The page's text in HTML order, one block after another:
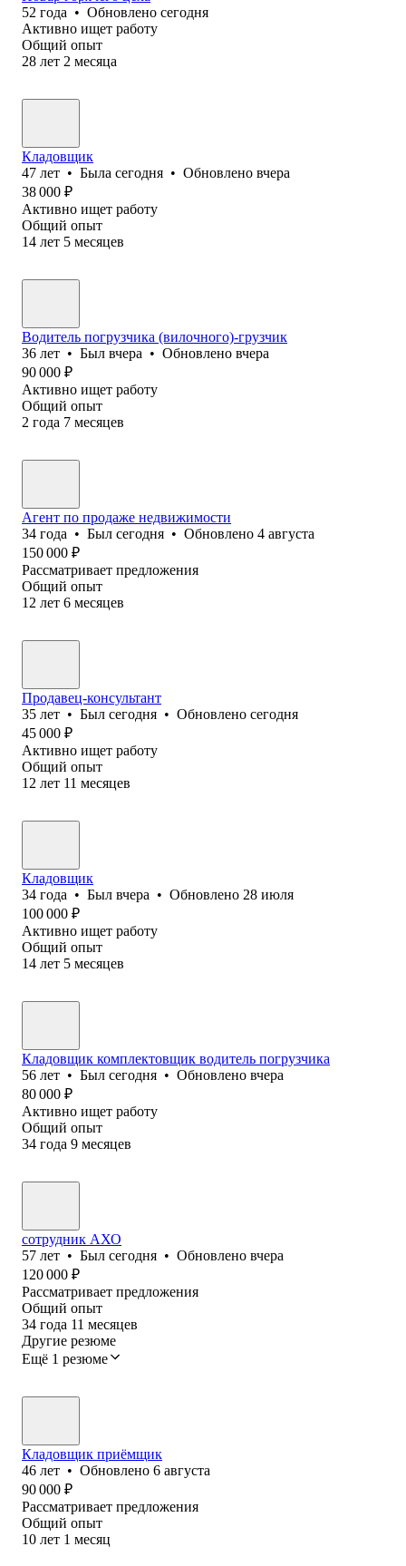
52 года • Обновлено сегодня
Активно ищет работу
Общий опыт
28 лет 2 месяца
Кладовщик
47 лет • Была сегодня • Обновлено вчера
38 000 ₽
Активно ищет работу
Общий опыт
14 лет 5 месяцев
Водитель погрузчика (вилочного)-грузчик
36 лет • Был вчера • Обновлено вчера
90 000 ₽
Активно ищет работу
Общий опыт
2 года 7 месяцев
Агент по продаже недвижимости
34 года • Был сегодня • Обновлено 4 августа
150 000 ₽
Рассматривает предложения
Общий опыт
12 лет 6 месяцев
Продавец-консультант
35 лет • Был сегодня • Обновлено сегодня
45 000 ₽
Активно ищет работу
Общий опыт
12 лет 11 месяцев
Кладовщик
34 года • Был вчера • Обновлено 28 июля
100 000 ₽
Активно ищет работу
Общий опыт
14 лет 5 месяцев
Кладовщик комплектовщик водитель погрузчика
56 лет • Был сегодня • Обновлено вчера
80 000 ₽
Активно ищет работу
Общий опыт
34 года 9 месяцев
сотрудник АХО
57 лет • Был сегодня • Обновлено вчера
120 000 ₽
Рассматривает предложения
Общий опыт
34 года 11 месяцев
Другие резюме
Ещё 1 резюме
Кладовщик приёмщик
46 лет • Обновлено 6 августа
90 000 ₽
Рассматривает предложения
Общий опыт
10 лет 1 месяц